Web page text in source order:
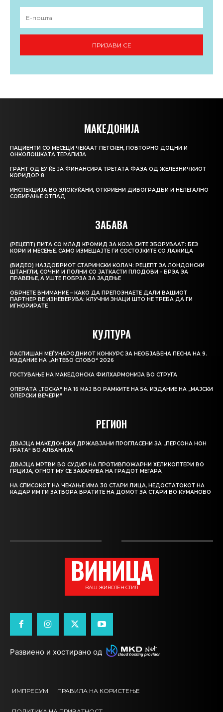
ПРИЈАВИ СЕ
МАКЕДОНИЈА
ПАЦИЕНТИ СО МЕСЕЦИ ЧЕКААТ ПЕТСКЕН, ПОВТОРНО ДОЦНИ И
ОНКОЛОШКАТА ТЕРАПИЈА
ГРАНТ ОД ЕУ ЌЕ ЈА ФИНАНСИРА ТРЕТАТА ФАЗА ОД ЖЕЛЕЗНИЧКИОТ
КОРИДОР 8
ИНСПЕКЦИЈА ВО ЗЛОКУЌАНИ, ОТКРИЕНИ ДИВОГРАДБИ И НЕЛЕГАЛНО
СОБИРАЊЕ ОТПАД
ЗАБАВА
(РЕЦЕПТ) ПИТА СО МЛАД КРОМИД ЗА КОЈА СИТЕ ЗБОРУВААТ: БЕЗ
КОРИ И МЕСЕЊЕ, САМО ИЗМЕШАЈТЕ ГИ СОСТОЈКИТЕ СО ЛАЖИЦА
(ВИДЕО) НАЈДОБРИОТ СТАРИНСКИ КОЛАЧ: РЕЦЕПТ ЗА ЛОНДОНСКИ
ШТАНГЛИ, СОЧНИ И ПОЛНИ СО ЈАТКАСТИ ПЛОДОВИ – БРЗА ЗА
ПРАВЕЊЕ, А УШТЕ ПОБРЗА ЗА ЈАДЕЊЕ
ОБРНЕТЕ ВНИМАНИЕ – КАКО ДА ПРЕПОЗНАЕТЕ ДАЛИ ВАШИОТ
ПАРТНЕР ВЕ ИЗНЕВЕРУВА: КЛУЧНИ ЗНАЦИ ШТО НЕ ТРЕБА ДА ГИ
ИГНОРИРАТЕ
КУЛТУРА
РАСПИШАН МЕЃУНАРОДНИОТ КОНКУРС ЗА НЕОБЈАВЕНА ПЕСНА НА 9.
ИЗДАНИЕ НА „АНТЕВО СЛОВО“ 2026
ГОСТУВАЊЕ НА МАКЕДОНСКА ФИЛХАРМОНИЈА ВО СТРУГА
ОПЕРАТА „ТОСКА“ НА 16 МАЈ ВО РАМКИТЕ НА 54. ИЗДАНИЕ НА „МАЈСКИ
ОПЕРСКИ ВЕЧЕРИ“
РЕГИОН
ДВАЈЦА МАКЕДОНСКИ ДРЖАВЈАНИ ПРОГЛАСЕНИ ЗА „ПЕРСОНА НОН
ГРАТА“ ВО АЛБАНИЈА
ДВАЈЦА МРТВИ ВО СУДИР НА ПРОТИВПОЖАРНИ ХЕЛИКОПТЕРИ ВО
ГРЦИЈА, ОГНОТ МУ СЕ ЗАКАНУВА НА ГРАДОТ МЕГАРА
НА СПИСОКОТ НА ЧЕКАЊЕ ИМА 30 СТАРИ ЛИЦА, НЕДОСТАТОКОТ НА
КАДАР ИМ ГИ ЗАТВОРА ВРАТИТЕ НА ДОМОТ ЗА СТАРИ ВО КУМАНОВО
ВИНИЦА
ВАШ ЖИВОТЕН СТИЛ
Развиено и хостирано од
ИМПРЕСУМ ПРАВИЛА НА КОРИСТЕЊЕ